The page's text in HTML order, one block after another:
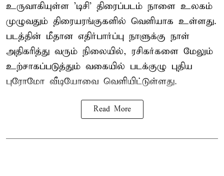
உருவாகியுள்ள 'டிசி' திரைப்படம் நாளை உலகம்
முழுவதும் திரையரங்குகளில் வெளியாக உள்ளது.
படத்தின் மீதான எதிர்பார்ப்பு நாளுக்கு நாள்
அதிகரித்து வரும் நிலையில், ரசிகர்களை மேலும்
உற்சாகப்படுத்தும் வகையில் படக்குழு புதிய
புரோமோ வீடியோவை வெளியிட்டுள்ளது.
Read More